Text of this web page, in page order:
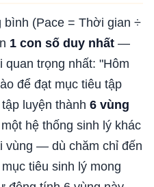
(Pace = Thời gian ÷
1 con số duy nhất —
trọng nhất: "Hôm
để đạt mục tiêu tập
luyện thành 6 vùng
hệ thống sinh lý khác
vùng — dù chăm chỉ đến
tiêu sinh lý mong